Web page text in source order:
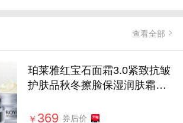
查看全部
珀莱雅红宝石面霜3.0紧致抗皱
护肤品秋冬擦脸保湿润肤霜官
￥ 369 券后价